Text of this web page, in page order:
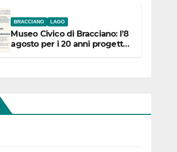
BRACCIANO LAGO
Museo Civico di Bracciano: l’8
agosto per i 20 anni progetto